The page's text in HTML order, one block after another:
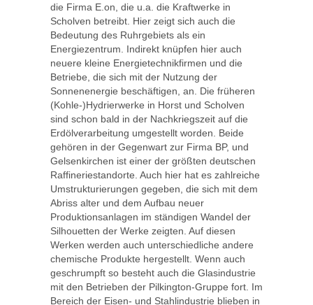
die Firma E.on, die u.a. die Kraftwerke in
Scholven betreibt. Hier zeigt sich auch die
Bedeutung des Ruhrgebiets als ein
Energiezentrum. Indirekt knüpfen hier auch
neuere kleine Energietechnikfirmen und die
Betriebe, die sich mit der Nutzung der
Sonnenenergie beschäftigen, an. Die früheren
(Kohle-)Hydrierwerke in Horst und Scholven
sind schon bald in der Nachkriegszeit auf die
Erdölverarbeitung umgestellt worden. Beide
gehören in der Gegenwart zur Firma BP, und
Gelsenkirchen ist einer der größten deutschen
Raffineriestandorte. Auch hier hat es zahlreiche
Umstrukturierungen gegeben, die sich mit dem
Abriss alter und dem Aufbau neuer
Produktionsanlagen im ständigen Wandel der
Silhouetten der Werke zeigten. Auf diesen
Werken werden auch unterschiedliche andere
chemische Produkte hergestellt. Wenn auch
geschrumpft so besteht auch die Glasindustrie
mit den Betrieben der Pilkington-Gruppe fort. Im
Bereich der Eisen- und Stahlindustrie blieben in